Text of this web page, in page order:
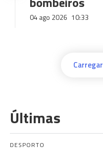
04 ago 2026 10:33
Últimas
DESPORTO